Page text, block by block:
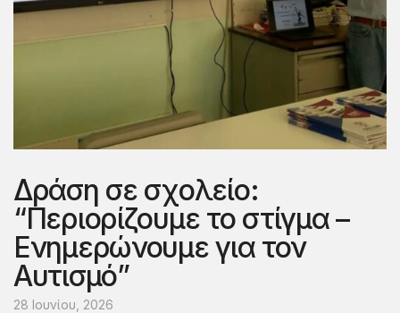
Δράση σε σχολείο:
“Περιορίζουμε το στίγμα –
Ενημερώνουμε για τον
Αυτισμό”
28 Ιουνίου, 2026